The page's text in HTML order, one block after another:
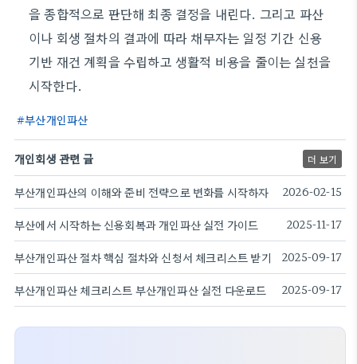
을 종합적으로 판단해 최종 결정을 내린다. 그리고 파산
이나 회생 절차의 결과에 따라 채무자는 일정 기간 신용
기반 재건 계획을 수립하고 생활적 비용을 줄이는 실천을
시작한다.
부산개인파산
개인회생 관련 글 더 보기
부산개인파산의 이해와 준비 전략으로 변화를 시작하자 2026-02-15
부산에서 시작하는 신용회복과 개인파산 실전 가이드 2025-11-17
부산개인파산 절차 핵심 절차와 신청서 체크리스트 받기 2025-09-17
부산개인파산 체크리스트 부산개인파산 실전 다운로드 2025-09-17